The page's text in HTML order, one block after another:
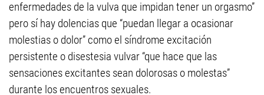
enfermedades de la vulva que impidan tener un orgasmo”
pero sí hay dolencias que “puedan llegar a ocasionar
molestias o dolor” como el síndrome excitación
persistente o disestesia vulvar “que hace que las
sensaciones excitantes sean dolorosas o molestas”
durante los encuentros sexuales.